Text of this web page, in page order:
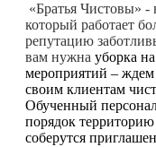
«Братья Чистовы»
который работает
репутацию
вам нужна уборка
мероприятий –
своим клиентам
Обученный
порядок
соберутся